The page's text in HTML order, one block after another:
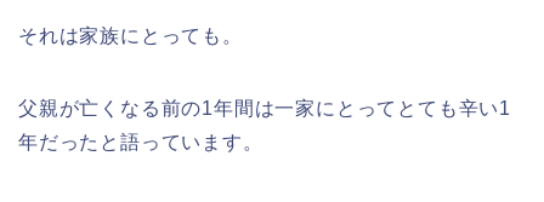
それは家族にとっても。
父親が亡くなる前の1年間は一家にとってとても辛い1
年だったと語っています。